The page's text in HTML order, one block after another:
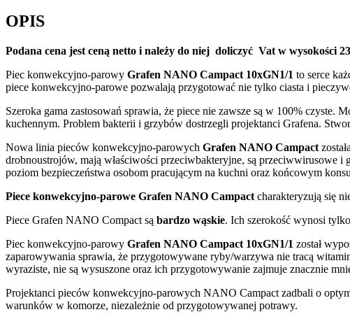
OPIS
Podana cena jest ceną netto i należy do niej doliczyć Vat w wysokości
Piec konwekcyjno-parowy Grafen NANO Campact 10xGN1/1 to serce
piece konwekcyjno-parowe pozwalają przygotować nie tylko ciasta i
Szeroka gama zastosowań sprawia, że piece nie zawsze są w 100%
kuchennym. Problem bakterii i grzybów dostrzegli projektanci Grafena.
Nowa linia pieców konwekcyjno-parowych Grafen NANO Campact
drobnoustrojów, mają właściwości przeciwbakteryjne, są przeciwwirusowe
poziom bezpieczeństwa osobom pracującym na kuchni oraz końcowym
Piece konwekcyjno-parowe Grafen NANO Campact charakteryzują się
Piece Grafen NANO Compact są bardzo wąskie. Ich szerokość wynosi tylko
Piec konwekcyjno-parowy Grafen NANO Campact 10xGN1/1 został
zaparowywania sprawia, że przygotowywane ryby/warzywa nie tracą
wyraziste, nie są wysuszone oraz ich przygotowywanie zajmuje znacznie
Projektanci pieców konwekcyjno-parowych NANO Campact zadbali o
warunków w komorze, niezależnie od przygotowywanej potrawy.